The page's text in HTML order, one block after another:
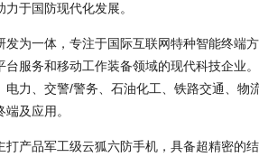
于国防现代化发展。
发为一体，专注于国际互联网特种智能终端
台服务和移动工作装备领域的现代科技企业
电力、交警/警务、石油化工、铁路交通、物
及应用。
打产品军工级云狐六防手机，具备超精密的